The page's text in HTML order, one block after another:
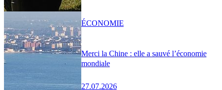
Merci la Chine : elle a sauvé l’économie
mondiale
27.07.2026
ÉCONOMIE